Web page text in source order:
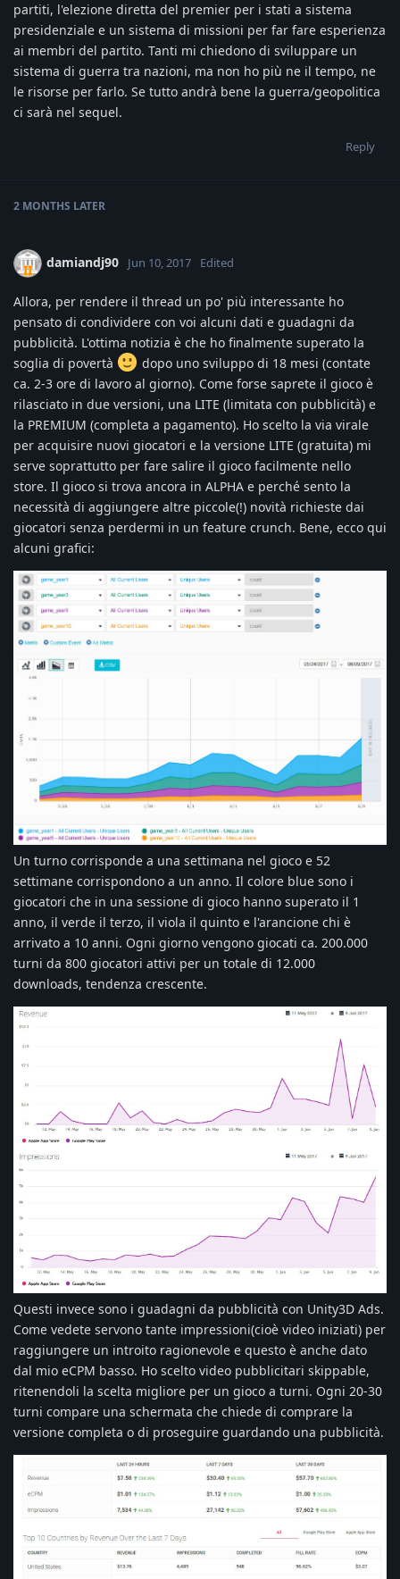
partiti, l'elezione diretta del premier per i stati a sistema
presidenziale e un sistema di missioni per far fare esperienza
ai membri del partito. Tanti mi chiedono di sviluppare un
sistema di guerra tra nazioni, ma non ho più ne il tempo, ne
le risorse per farlo. Se tutto andrà bene la guerra/geopolitica
ci sarà nel sequel.
Reply
2 MONTHS LATER
damiandj90 Jun 10, 2017 Edited
Allora, per rendere il thread un po' più interessante ho
pensato di condividere con voi alcuni dati e guadagni da
pubblicità. L'ottima notizia è che ho finalmente superato la
soglia di povertà
dopo uno sviluppo di 18 mesi (contate
ca. 2-3 ore di lavoro al giorno). Come forse saprete il gioco è
rilasciato in due versioni, una LITE (limitata con pubblicità) e
la PREMIUM (completa a pagamento). Ho scelto la via virale
per acquisire nuovi giocatori e la versione LITE (gratuita) mi
serve soprattutto per fare salire il gioco facilmente nello
store. Il gioco si trova ancora in ALPHA e perché sento la
necessità di aggiungere altre piccole(!) novità richieste dai
giocatori senza perdermi in un feature crunch. Bene, ecco qui
alcuni grafici:
Un turno corrisponde a una settimana nel gioco e 52
settimane corrispondono a un anno. Il colore blue sono i
giocatori che in una sessione di gioco hanno superato il 1
anno, il verde il terzo, il viola il quinto e l'arancione chi è
arrivato a 10 anni. Ogni giorno vengono giocati ca. 200.000
turni da 800 giocatori attivi per un totale di 12.000
downloads, tendenza crescente.
Questi invece sono i guadagni da pubblicità con Unity3D Ads.
Come vedete servono tante impressioni(cioè video iniziati) per
raggiungere un introito ragionevole e questo è anche dato
dal mio eCPM basso. Ho scelto video pubblicitari skippable,
ritenendoli la scelta migliore per un gioco a turni. Ogni 20-30
turni compare una schermata che chiede di comprare la
versione completa o di proseguire guardando una pubblicità.